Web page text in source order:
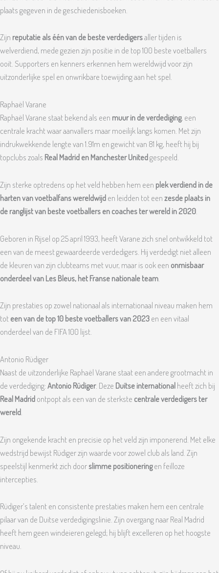
plaats gegeven in de geschiedenisboeken.
Zijn reputatie als één van de beste verdedigersaller tijden is
welverdiend, mede gezien zijn positie in de top 100 beste voetballers
ooit. Supporters en kenners erkennen hem wereldwijd voor zijn
uitzonderlijke spel en onwrikbare toewijding aan het spel.
Raphaël Varane
Raphaël Varane staat bekend als een muur in de verdediging, een
centrale kracht waar aanvallers maar moeilijk langs komen. Met zijn
indrukwekkende lengte van 1.91m en gewicht van 81 kg, heeft hij bij
topclubs zoals Real Madrid en Manchester Unitedgespeeld.
Zijn sterke optredens op het veld hebben hem een plek verdiend in de
harten van voetbalfans wereldwijden leidden tot eenzesde plaats in
de ranglijst van beste voetballers en coaches ter wereld in 2020
Geboren in Rijsel op 25 april 1993, heeft Varane zich snel ontwikkeld tot
een van de meest gewaardeerde verdedigers. Hij verdedigt niet alleen
de kleuren van zijn clubteams met vuur, maar is ook een onmisbaar
onderdeel van Les Bleus, het Franse nationale team
Zijn prestaties op zowel nationaal als internationaal niveau maken hem
toteen van de top 10 beste voetballers van 2023en een vitaal
onderdeel van de FIFA 100 lijst.
Antonio Rüdiger
Naast de uitzonderlijke Raphaël Varane staat een andere grootmacht in
de verdediging:Antonio Rüdiger. Deze Duitse internationalheeft zich bij
Real Madridontpopt als een van de sterkste centrale verdedigers ter
wereld
Zijn ongekende kracht en precisie op het veld zijn imponerend. Met elke
wedstrijd bewijst Rüdiger zijn waarde voor zowel club als land. Zijn
speelstijl kenmerkt zich doorslimme positioneringen feilloze
intercepties.
Rüdiger’s talent en consistente prestaties maken hem een centrale
pilaar van de Duitse verdedigingslinie. Zijn overgang naar Real Madrid
heeft hem geen windeieren gelegd; hij blijft excelleren op het hoogste
niveau.